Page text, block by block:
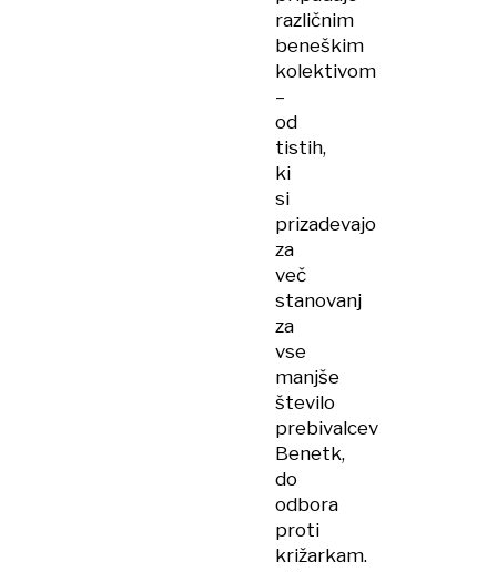
različnim
beneškim
kolektivom
–
od
tistih,
ki
si
prizadevajo
za
več
stanovanj
za
vse
manjše
število
prebivalcev
Benetk,
do
odbora
proti
križarkam.